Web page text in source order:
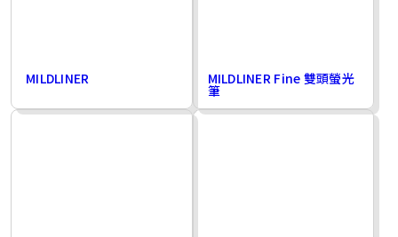
MILDLINER MILDLINER Fine 雙頭螢光
筆